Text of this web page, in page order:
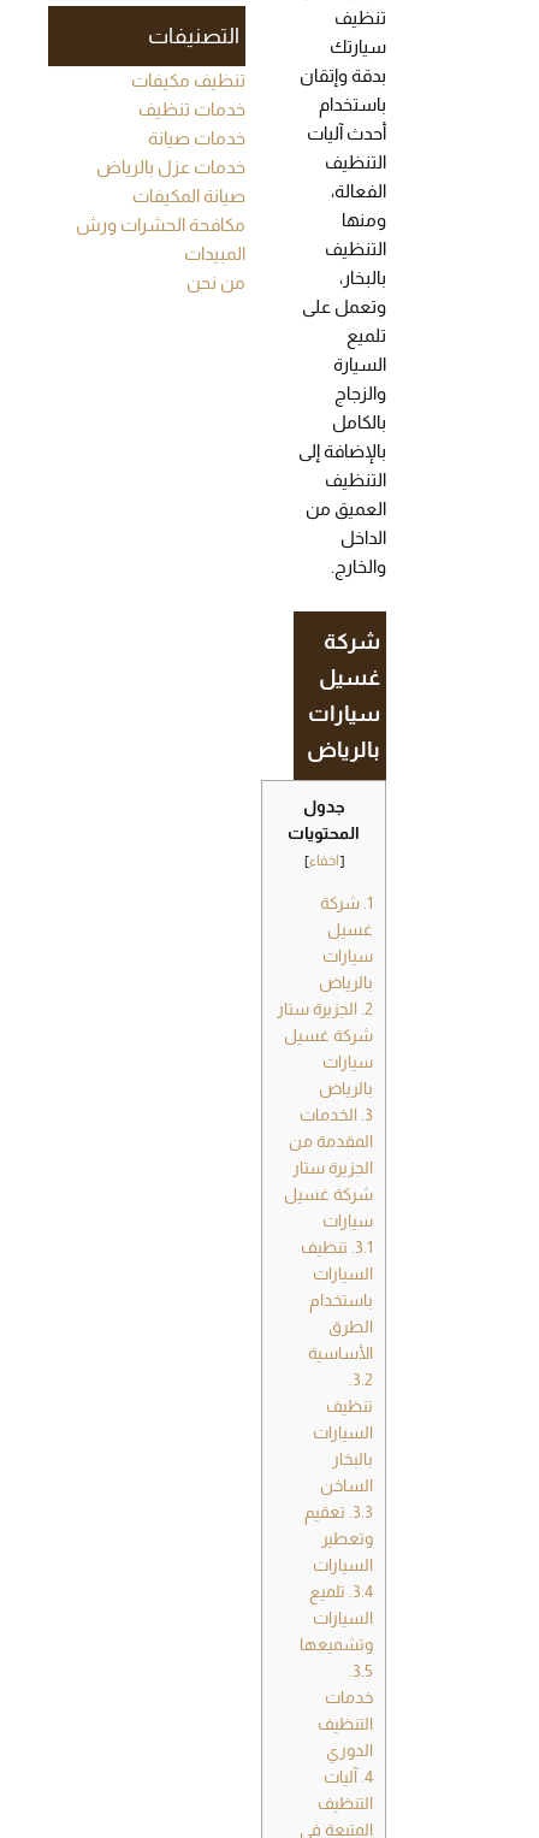
تنظيف
سيارتك
بدقة وإتقان
باستخدام
أحدث آليات
التنظيف
الفعالة،
ومنها
التنظيف
بالبخار،
وتعمل على
تلميع
السيارة
والزجاج
بالكامل
بالإضافة إلى
التنظيف
العميق من
الداخل
والخارج.
شركة
غسيل
سيارات
بالرياض
جدول
المحتويات
[ اخفاء]
1. شركة
غسيل
سيارات
بالرياض
2. الجزيرة ستار
شركة غسيل
سيارات
بالرياض
3. الخدمات
المقدمة من
الجزيرة ستار
شركة غسيل
سيارات
3.1. تنظيف
السيارات
باستخدام
الطرق
الأساسية
3.2.
تنظيف
السيارات
بالبخار
الساخن
3.3. تعقيم
وتعطير
السيارات
3.4. تلميع
السيارات
وتشميعها
3.5.
خدمات
التنظيف
الدوري
4. آليات
التنظيف
المتبعة في
التصنيفات
تنظيف مكيفات
خدمات تنظيف
خدمات صيانة
خدمات عزل بالرياض
صيانة المكيفات
مكافحة الحشرات ورش
المبيدات
من نحن